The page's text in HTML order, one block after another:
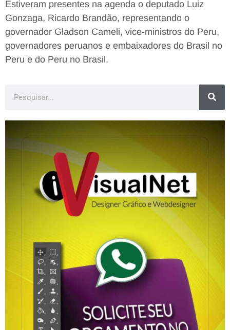
Estiveram presentes na agenda o deputado Luiz
Gonzaga, Ricardo Brandão, representando o
governador Gladson Cameli, vice-ministros do Peru,
governadores peruanos e embaixadores do Brasil no
Peru e do Peru no Brasil.